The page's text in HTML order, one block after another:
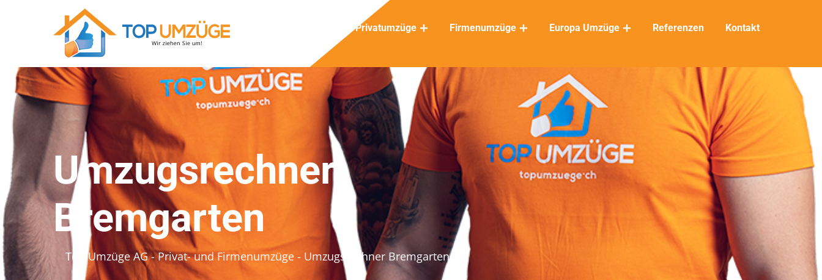
Privatumzüge Firmenumzüge Europa Umzüge Referenzen Kontakt
Umzugsrechner
Bremgarten
Top Umzüge AG - Privat- und Firmenumzüge - Umzugsrechner Bremgarten